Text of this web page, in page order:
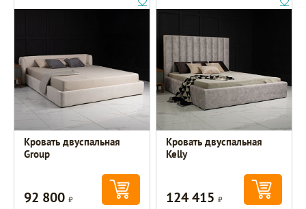
Кровать двуспальная
Group
92 800Р
Кровать двуспальная
Kelly
124 415Р